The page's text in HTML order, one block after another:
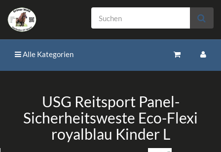
Alle Kategorien
USG Reitsport Panel-
Sicherheitsweste Eco-Flexi
royalblau Kinder L